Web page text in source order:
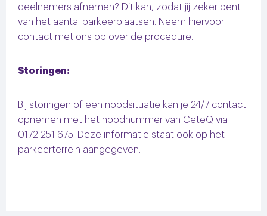
deelnemers afnemen? Dit kan, zodat jij zeker bent
van het aantal parkeerplaatsen. Neem hiervoor
contact met ons op over de procedure.
Storingen:
Bij storingen of een noodsituatie kan je 24/7 contact
opnemen met het noodnummer van CeteQ via
0172 251 675. Deze informatie staat ook op het
parkeerterrein aangegeven.